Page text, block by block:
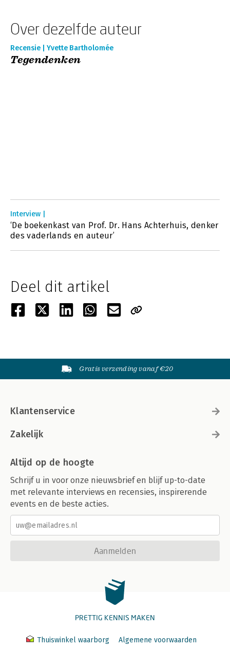
Over dezelfde auteur
Recensie | Yvette Bartholomée
Tegendenken
Interview |
‘De boekenkast van Prof. Dr. Hans Achterhuis, denker
des vaderlands en auteur’
Deel dit artikel
Gratis verzending vanaf €20
Klantenservice
Zakelijk
Altijd op de hoogte
Schrijf u in voor onze nieuwsbrief en blijf up-to-date
met relevante interviews en recensies, inspirerende
events en de beste acties.
Aanmelden
PRETTIG KENNIS MAKEN
Thuiswinkel waarborg Algemene voorwaarden